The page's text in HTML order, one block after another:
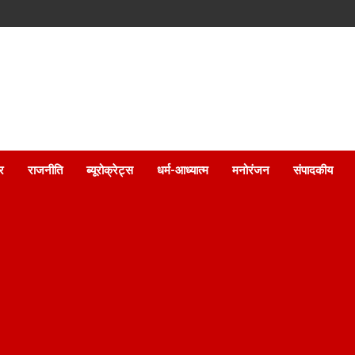
राजनीति ब्यूरोक्रेट्स धर्म-आध्यात्म मनोरंजन संपादकीय